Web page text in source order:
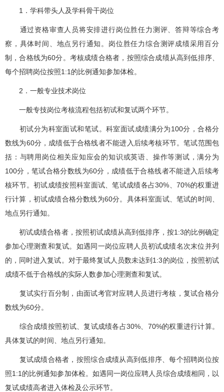
1．学科带头人及学科骨干岗位
通过资格审查人员将安排进行岗位胜任力测评、答辩等综合考
察，具体时间、地点另行通知。岗位胜任力综合测评成绩采用百分
制，合格线为60分。考核成绩合格者，按照综合成绩从高到低排序、
每个招聘岗位按照1:1的比例通知参加体检。
2．一般专业技术岗位
一般专技岗位考核流程包括初试和复试两个环节。
初试分为科室面试和笔试。科室面试成绩满分为100分，合格分
数线为60分，成绩低于合格线者不能进入后续考核环节。笔试范围包
括：与聘用岗位相关应知应会的知识或英语、操作等测试，满分为
100分，笔试合格分数线为60分，成绩低于合格线者不能进入后续考
核环节。初试成绩按照科室面试、笔试成绩各占30%、70%的权重进
行计算，初试成绩合格分数线为60分。具体科室面试、笔试的时间、
地点另行通知。
初试成绩合格者，按照初试成绩从高到低排序，按1:3的比例确定
参加心理测查和复试。如遇同一岗位应聘人员初试成绩名次末位并列
的，同时进入复试。对于最终复试人员数未达到1:3的岗位，按照初试
成绩不低于合格线的实际人数参加心理测查和复试。
复试实行百分制，由面试考官对应聘人员进行考核，复试合格分
数线为60分。
综合成绩按照初试、复试成绩各占30%、70%的权重进行计算。
具体复试的时间、地点另行通知。
复试成绩合格者，按照综合成绩从高到低排序、每个招聘岗位按
照1:1的比例通知参加体检。如遇同一岗位应聘人员综合成绩相同，以
复试成绩高者进入体检及公示环节。